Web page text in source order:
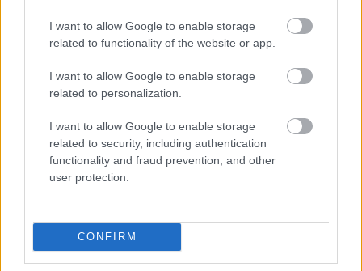
I want to allow Google to enable storage
related to functionality of the website or app.
I want to allow Google to enable storage
related to personalization.
I want to allow Google to enable storage
related to security, including authentication
functionality and fraud prevention, and other
user protection.
CONFIRM
Nya Ullevi, Göteborg
2026-08-08 17:00
1 nap 17 óra 26 perc 59 másodperc
Leeds Unitedvs Manchester United2026-08-12 20:30
AC Milan Manchester United 2026-08-15 18:00
Támogatás